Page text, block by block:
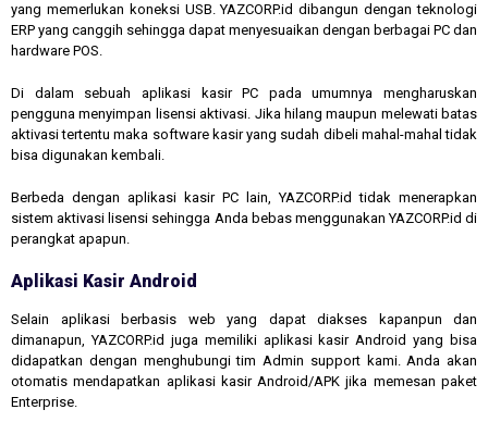
yang memerlukan koneksi USB. YAZCORP.id dibangun dengan teknologi
ERP yang canggih sehingga dapat menyesuaikan dengan berbagai PC dan
hardware POS.
Di dalam sebuah aplikasi kasir PC pada umumnya mengharuskan
pengguna menyimpan lisensi aktivasi. Jika hilang maupun melewati batas
aktivasi tertentu maka software kasir yang sudah dibeli mahal-mahal tidak
bisa digunakan kembali.
Berbeda dengan aplikasi kasir PC lain, YAZCORP.id tidak menerapkan
sistem aktivasi lisensi sehingga Anda bebas menggunakan YAZCORP.id di
perangkat apapun.
Aplikasi Kasir Android
Selain aplikasi berbasis web yang dapat diakses kapanpun dan
dimanapun, YAZCORP.id juga memiliki aplikasi kasir Android yang bisa
didapatkan dengan menghubungi tim Admin support kami. Anda akan
otomatis mendapatkan aplikasi kasir Android/APK jika memesan paket
Enterprise.